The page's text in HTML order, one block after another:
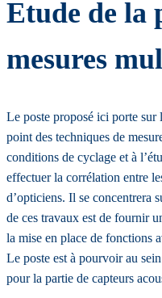
Etude de la
mesures
Le poste proposé ici porte sur
point des techniques de
conditions de cyclage et à
effectuer la corrélation entre
d’opticiens. Il se concentrera
de ces travaux est de fournir
la mise en place de fonctions
Le poste est à pourvoir au
pour la partie de capteurs